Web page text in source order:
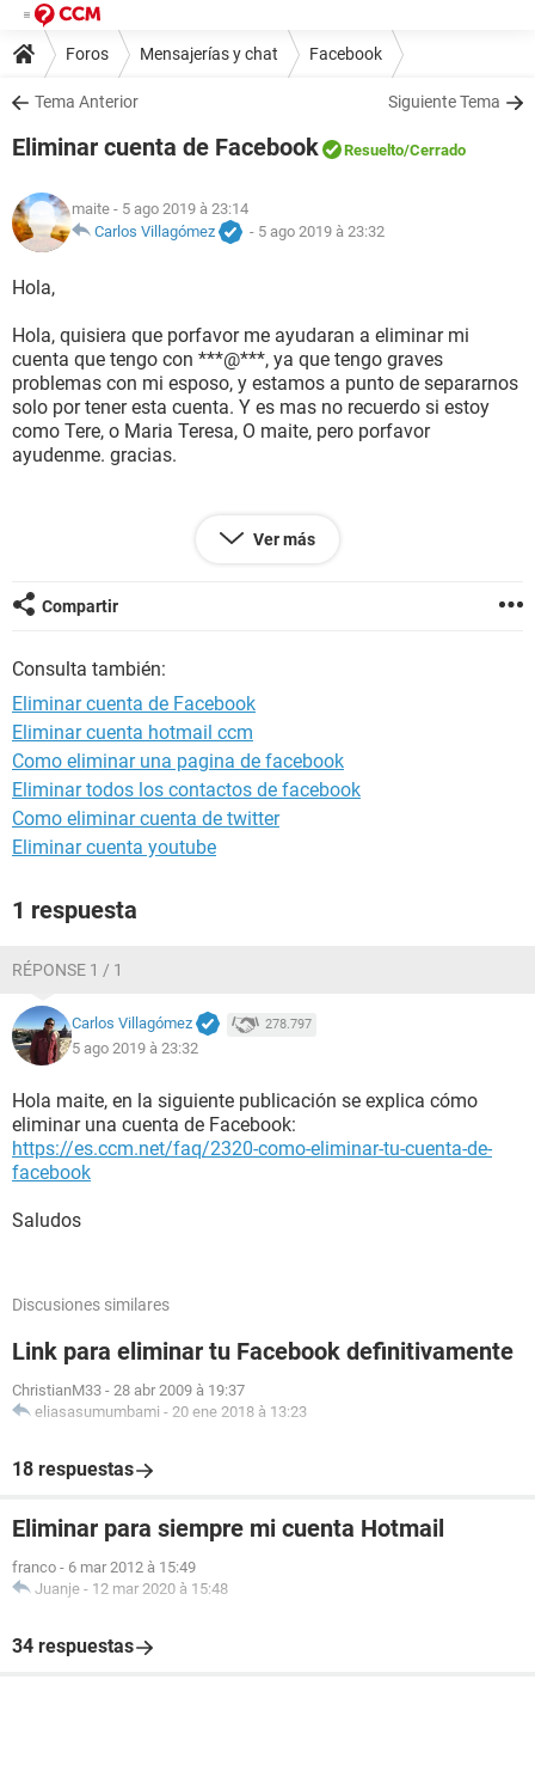
Foros Mensajerías y chat Facebook
Tema Anterior Siguiente Tema
Eliminar cuenta de Facebook Resuelto/Cerrado
maite - 5 ago 2019 à 23:14
Carlos Villagómez
- 5 ago 2019 à 23:32
Hola,
Hola, quisiera que porfavor me ayudaran a eliminar mi
cuenta que tengo con ***@***, ya que tengo graves
problemas con mi esposo, y estamos a punto de separarnos
solo por tener esta cuenta. Y es mas no recuerdo si estoy
como Tere, o Maria Teresa, O maite, pero porfavor
ayudenme. gracias.
Ver más
Compartir
Consulta también:
Eliminar cuenta de Facebook
Eliminar cuenta hotmail ccm
Como eliminar una pagina de facebook
Eliminar todos los contactos de facebook
Como eliminar cuenta de twitter
Eliminar cuenta youtube
1 respuesta
RÉPONSE 1 / 1
Carlos Villagómez 278.797
5 ago 2019 à 23:32
Hola maite, en la siguiente publicación se explica cómo
eliminar una cuenta de Facebook:
https://es.ccm.net/faq/2320-como-eliminar-tu-cuenta-de-
facebook
Saludos
Discusiones similares
Link para eliminar tu Facebook definitivamente
ChristianM33 - 28 abr 2009 à 19:37
eliasasumumbami - 20 ene 2018 à 13:23
18 respuestas
Eliminar para siempre mi cuenta Hotmail
franco - 6 mar 2012 à 15:49
Juanje - 12 mar 2020 à 15:48
34 respuestas